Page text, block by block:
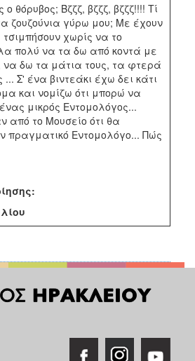
θόρυβος; Βζζζ, βζζζ, βζζζ!!!! Τί
ζουζούνια γύρω μου; Με έχουν
χωρίς να το
πολύ να τα δω από κοντά με
δω τα μάτια τους, τα φτερά
... Σ' ένα βιντεάκι έχω δει κάτι
και νομίζω ότι μπορώ να
μικρός Εντομολόγος...
από το Μουσείο ότι θα
πραγματικό Εντομολόγο... Πώς